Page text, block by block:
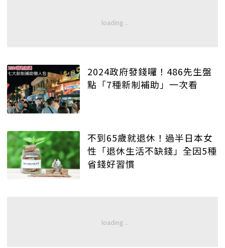
2024政府發錢囉！486先生盤
點「7種新制補助」一次看
不到65歲就退休！過半日本女
性「退休生活不缺錢」全因5種
省錢好習慣